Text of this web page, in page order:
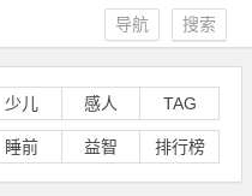
搜索
导航
少儿 感人 TAG
睡前 益智 排行榜